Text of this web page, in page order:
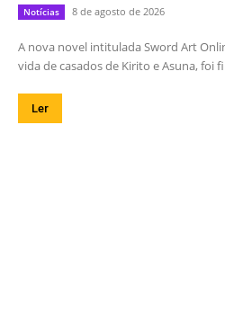
Notícias 8 de agosto de 2026
A nova novel intitulada Sword Art
vida de casados de Kirito e Asuna, foi
Ler